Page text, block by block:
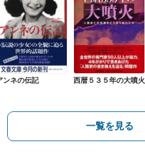
ンネの伝記 西暦５３５年の大噴火
一覧を見る